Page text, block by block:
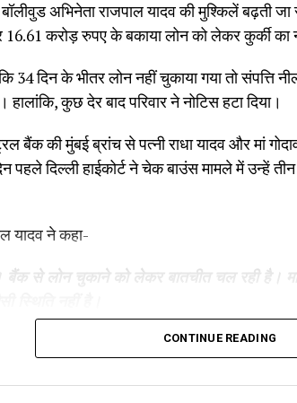
बॉलीवुड अभिनेता राजपाल यादव की मुश्किलें बढ़ती
करोड़ रुपए के बकाया लोन को लेकर कुर्की का
34 दिन के भीतर लोन नहीं चुकाया गया तो संपत्ति
कुछ देर बाद परिवार ने नोटिस हटा दिया।
बैंक की मुंबई ब्रांच से पत्नी राधा यादव और मां
पहले दिल्ली हाईकोर्ट ने चेक बाउंस मामले में उन्हें
यादव ने कहा-
बैंक से लोन चुकाने को लेकर बातचीत चल रही है।
CONTINUE READING